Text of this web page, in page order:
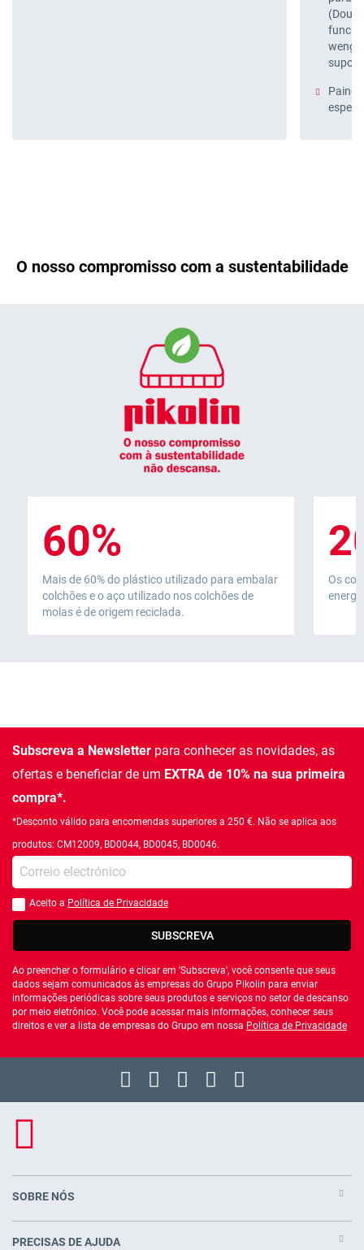
O nosso compromisso com a sustentabilidade
60%
Mais de 60% do plástico utilizado para embalar
colchões e o aço utilizado nos colchões de
molas é de origem reciclada.
Os
Subscreva a Newsletter para conhecer as novidades, as
ofertas e beneficiar de um EXTRA de 10% na sua primeira
compra*.
*Desconto válido para encomendas superiores a 250 €. Não se aplica aos
produtos: CM12009, BD0044, BD0045, BD0046.
Introduza o seu email
Você deve aceitar a política de privacidade
Aceito a Política de Privacidade
SUBSCREVA
Ao preencher o formulário e clicar em 'Subscreva', você consente que seus
dados sejam comunicados às empresas do Grupo Pikolin para enviar
informações periódicas sobre seus produtos e serviços no setor de descanso
por meio eletrônico. Você pode acessar mais informações, conhecer seus
direitos e ver a lista de empresas do Grupo em nossa Política de Privacidade
SOBRE NÓS
PRECISAS DE AJUDA